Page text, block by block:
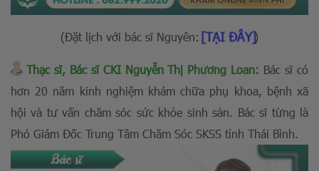
(Đặt lịch với bác sĩ Nguyên: [TẠI ĐÂY])
Thạc sĩ, Bác sĩ CKI Nguyễn Thị Phương Loan: Bác sĩ có
hơn 20 năm kinh nghiệm khám chữa phụ khoa, bệnh xã
hội và tư vấn chăm sóc sức khỏe sinh sản. Bác sĩ từng là
Phó Giám Đốc Trung Tâm Chăm Sóc SKSS tỉnh Thái Bình.